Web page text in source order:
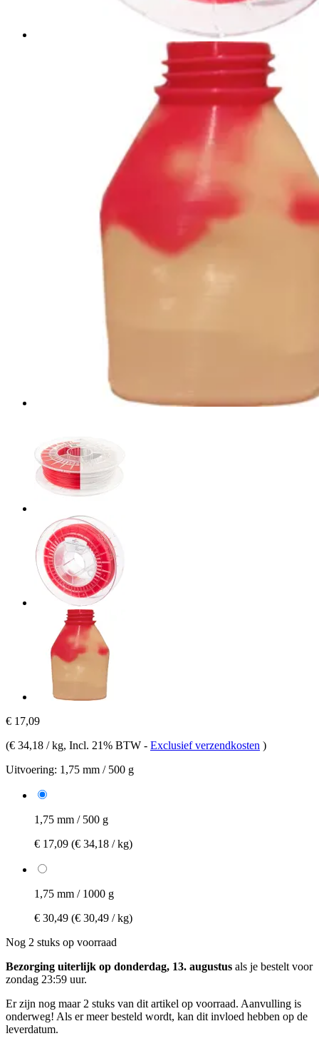
€ 17,09
(€ 34,18 / kg, Incl. 21% BTW - Exclusief verzendkosten )
Uitvoering: 1,75 mm / 500 g
1,75 mm / 500 g
€ 17,09 (€ 34,18 / kg)
1,75 mm / 1000 g
€ 30,49 (€ 30,49 / kg)
Nog 2 stuks op voorraad
Bezorging uiterlijk op donderdag, 13. augustus als je bestelt voor
zondag 23:59 uur.
Er zijn nog maar 2 stuks van dit artikel op voorraad. Aanvulling is
onderweg! Als er meer besteld wordt, kan dit invloed hebben op de
leverdatum.